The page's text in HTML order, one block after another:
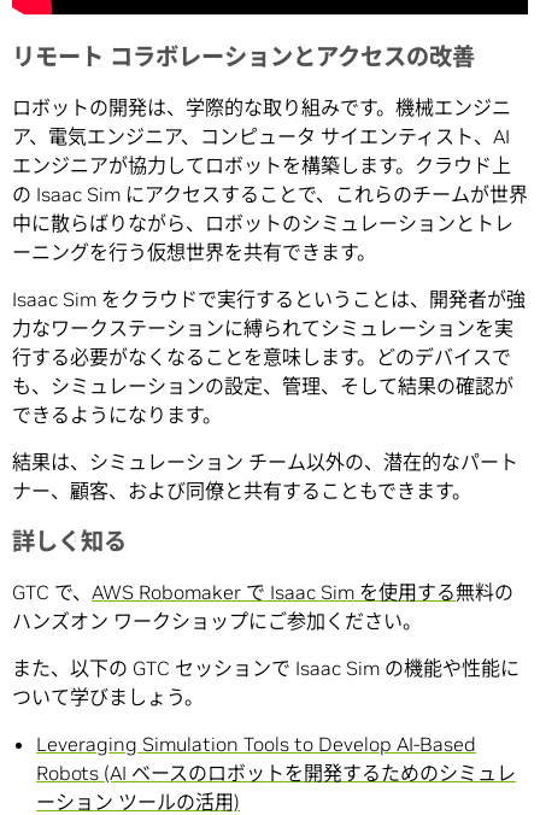
リモート コラボレーションとアクセスの改善
ロボットの開発は、学際的な取り組みです。機械エンジニ
ア、電気エンジニア、コンピュータ サイエンティスト、AI
エンジニアが協力してロボットを構築します。クラウド上
の Isaac Sim にアクセスすることで、これらのチームが世界
中に散らばりながら、ロボットのシミュレーションとトレ
ーニングを行う仮想世界を共有できます。
Isaac Sim をクラウドで実行するということは、開発者が強
力なワークステーションに縛られてシミュレーションを実
行する必要がなくなることを意味します。どのデバイスで
も、シミュレーションの設定、管理、そして結果の確認が
できるようになります。
結果は、シミュレーション チーム以外の、潜在的なパート
ナー、顧客、および同僚と共有することもできます。
詳しく知る
GTC で、 AWS Robomaker で Isaac Sim を使用する無料の
ハンズオン ワークショップにご参加ください。
また、以下の GTC セッションで Isaac Sim の機能や性能に
ついて学びましょう。
Leveraging Simulation Tools to Develop AI-Based
Robots (AI ベースのロボットを開発するためのシミュレ
ーション ツールの活用)